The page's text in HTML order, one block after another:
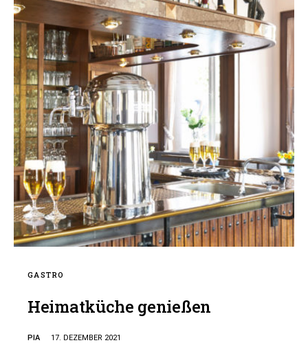
GASTRO
Heimatküche genießen
PIA 17. DEZEMBER 2021